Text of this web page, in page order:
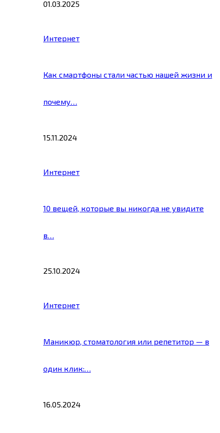
01.03.2025
Интернет
Как смартфоны стали частью нашей жизни и
почему…
15.11.2024
Интернет
10 вещей, которые вы никогда не увидите
в…
25.10.2024
Интернет
Маникюр, стоматология или репетитор — в
один клик:…
16.05.2024